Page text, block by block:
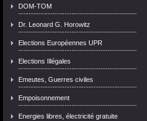
DOM-TOM
Dr. Leonard G. Horowitz
Elections Européennes UPR
Elections Illégales
Emeutes, Guerres civiles
Empoisonnement
Energies libres, électricité gratuite